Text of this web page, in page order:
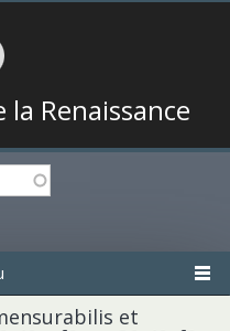
Renaissance
et